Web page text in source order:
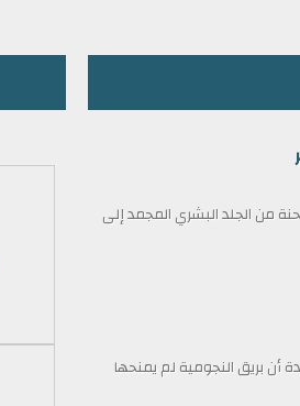
الجلد البشري المجمد إلى
بريق النجومية لم يمنحها